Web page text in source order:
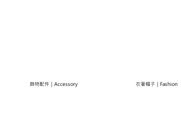
飾物配件｜Accessory 衣著帽子｜Fashion